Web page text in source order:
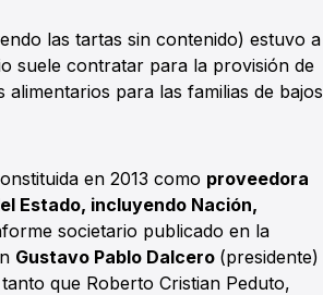
las tartas sin contenido) estuvo a
suele contratar para la provisión de
para las familias de bajos
en 2013 como proveedora
Estado, incluyendo Nación,
societario publicado en la
Gustavo Pablo Dalcero (presidente)
que Roberto Cristian Peduto,